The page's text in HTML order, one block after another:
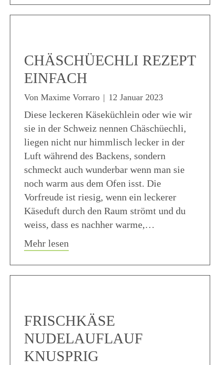
CHÄSCHÜECHLI REZEPT
EINFACH
Von Maxime Vorraro | 12 Januar 2023
Diese leckeren Käseküchlein oder wie wir
sie in der Schweiz nennen Chäschüechli,
liegen nicht nur himmlisch lecker in der
Luft während des Backens, sondern
schmeckt auch wunderbar wenn man sie
noch warm aus dem Ofen isst. Die
Vorfreude ist riesig, wenn ein leckerer
Käseduft durch den Raum strömt und du
weiss, dass es nachher warme,…
Mehr lesen
FRISCHKÄSE
NUDELAUFLAUF
KNUSPRIG